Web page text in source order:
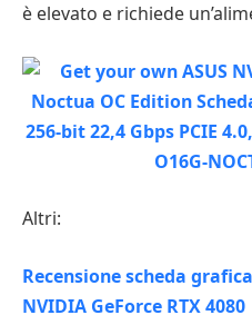
è elevato e richiede
Altri:
Recensione scheda
NVIDIA GeForce RTX 4080